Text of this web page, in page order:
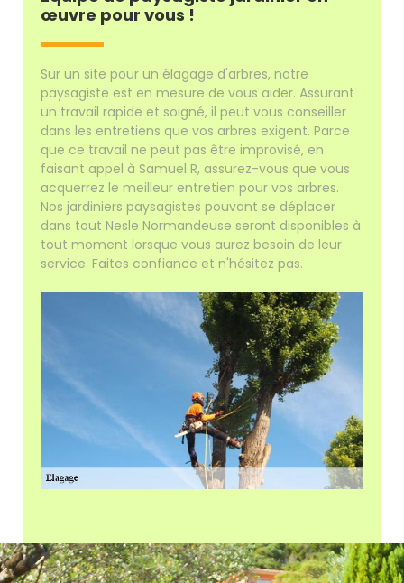
œuvre pour vous !
Sur un site pour un élagage d'arbres, notre
paysagiste est en mesure de vous aider. Assurant
un travail rapide et soigné, il peut vous conseiller
dans les entretiens que vos arbres exigent. Parce
que ce travail ne peut pas être improvisé, en
faisant appel à Samuel R, assurez-vous que vous
acquerrez le meilleur entretien pour vos arbres.
Nos jardiniers paysagistes pouvant se déplacer
dans tout Nesle Normandeuse seront disponibles à
tout moment lorsque vous aurez besoin de leur
service. Faites confiance et n'hésitez pas.